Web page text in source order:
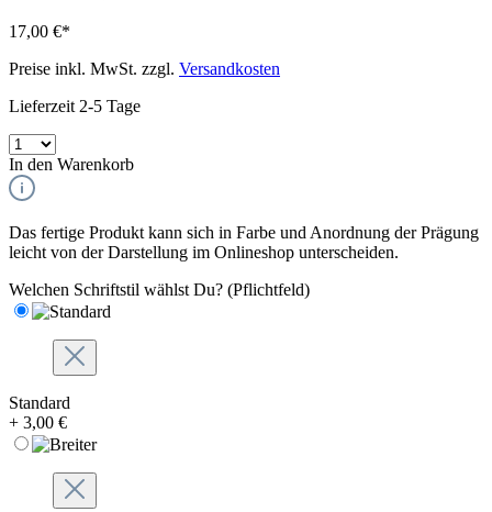
17,00 €*
Preise inkl. MwSt. zzgl. Versandkosten
Lieferzeit 2-5 Tage
In den Warenkorb
Das fertige Produkt kann sich in Farbe und Anordnung der Prägung
leicht von der Darstellung im Onlineshop unterscheiden.
Welchen Schriftstil wählst Du? (Pflichtfeld)
Standard
+ 3,00 €